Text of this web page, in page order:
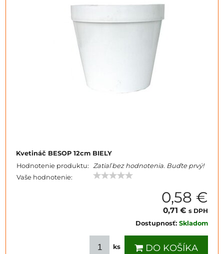
Kvetináč BESOP 12cm BIELY
Hodnotenie produktu: Zatiaľ bez hodnotenia. Buďte prvý!
Vaše hodnotenie:
0,58 €
0,71 € s DPH
Dostupnosť: Skladom
ks DO KOŠÍKA